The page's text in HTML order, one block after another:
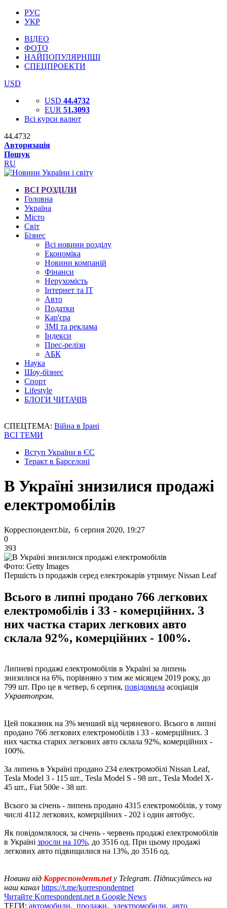
РУС
УКР
ВІДЕО
ФОТО
НАЙПОПУЛЯРНІШІ
СПЕЦПРОЕКТИ
USD
USD 44.4732
EUR 51.3093
Всі курси валют
44.4732
Авторизація
Пошук
RU
ВСІ РОЗДІЛИ
Головна
Україна
Місто
Світ
Бізнес
Всі новини розділу
Економіка
Новини компаній
Фінанси
Нерухомість
Інтернет та IT
Авто
Податки
Кар'єра
ЗМІ та реклама
Індекси
Прес-релізи
АБК
Наука
Шоу-бізнес
Спорт
Lifestyle
БЛОГИ ЧИТАЧІВ
СПЕЦТЕМА: Війна в Ірані
ВСІ ТЕМИ
Вступ України в ЄС
Теракт в Барселоні
В Україні знизилися продажі
електромобілів
Корреспондент.biz, 6 серпня 2020, 19:27
0
393
Фото: Getty Images
Першість із продажів серед електрокарів утримує Nissan Leaf
Всього в липні продано 766 легкових
електромобілів і 33 - комерційних. З
них частка старих легкових авто
склала 92%, комерційних - 100%.
Липневі продажі електромобілів в Україні за липень
знизилися на 6%, порівняно з тим же місяцем 2019 року, до
799 шт. Про це в четвер, 6 серпня, повідомила асоціація
Укравтопром.
Цей показник на 3% менший від червневого. Всього в липні
продано 766 легкових електромобілів і 33 - комерційних. З
них частка старих легкових авто склала 92%, комерційних -
100%.
За липень в Україні продано 234 електромобілі Nissan Leaf,
Tesla Model 3 - 115 шт., Tesla Model S - 98 шт., Tesla Model X-
45 шт., Fiat 500е - 38 шт.
Всього за січень - липень продано 4315 електромобілів, у тому
числі 4112 легкових, комерційних - 202 і один автобус.
Як повідомлялося, за січень - червень продажі електромобілів
в Україні зросли на 10%, до 3516 од. При цьому продажі
легкових авто підвищилися на 13%, до 3516 од.
Новини від Корреспондент.net у Telegram. Підписуйтесь на
наш канал https://t.me/korrespondentnet
Читайте Korrespondent.net в Google News
ТЕГИ: автомобили, продажи, электромобили, авто